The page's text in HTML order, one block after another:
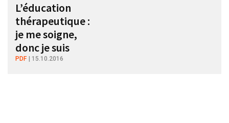
L’éducation
thérapeutique :
je me soigne,
donc je suis
PDF 15.10.2016